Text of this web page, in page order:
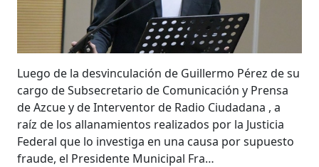
Luego de la desvinculación de Guillermo Pérez de su
cargo de Subsecretario de Comunicación y Prensa
de Azcue y de Interventor de Radio Ciudadana , a
raíz de los allanamientos realizados por la Justicia
Federal que lo investiga en una causa por supuesto
fraude, el Presidente Municipal Fra…